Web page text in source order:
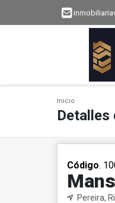
Inicio
Detalles
Código.
Pereira,